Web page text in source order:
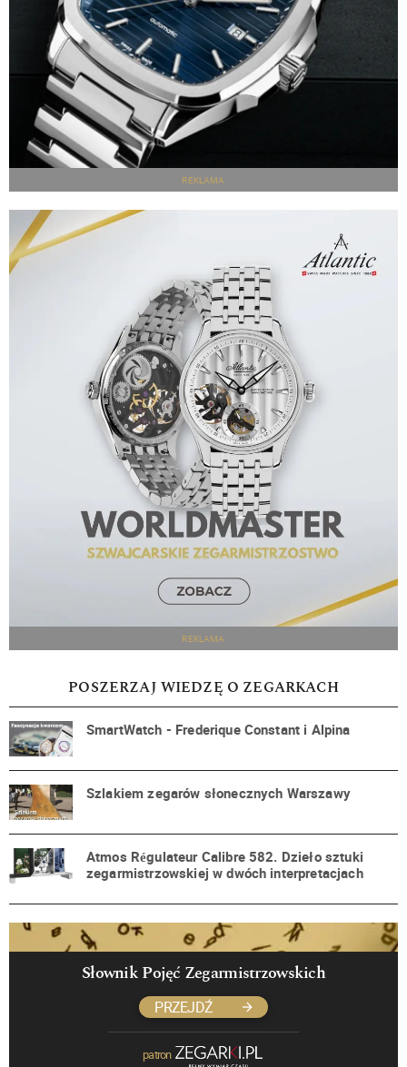
REKLAMA
REKLAMA
POSZERZAJ WIEDZĘ O ZEGARKACH
SmartWatch - Frederique Constant i Alpina
Szlakiem zegarów słonecznych Warszawy
Atmos Régulateur Calibre 582. Dzieło sztuki
zegarmistrzowskiej w dwóch interpretacjach
Słownik Pojęć Zegarmistrzowskich
PRZEJDŹ
patron